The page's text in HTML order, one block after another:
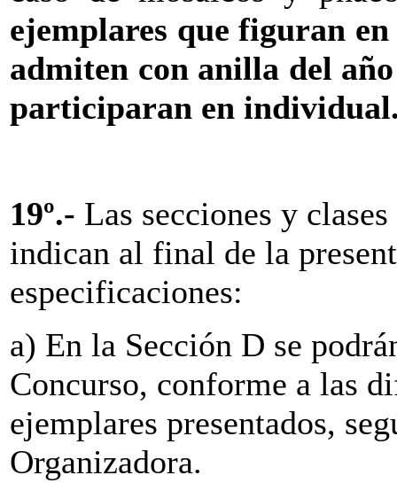
ejemplares que figuran en
admiten con anilla del
participaran en
19º.- Las secciones y
indican al final de la
especificaciones:
a) En la Sección D se
Concurso, conforme a las
ejemplares presentados,
Organizadora.